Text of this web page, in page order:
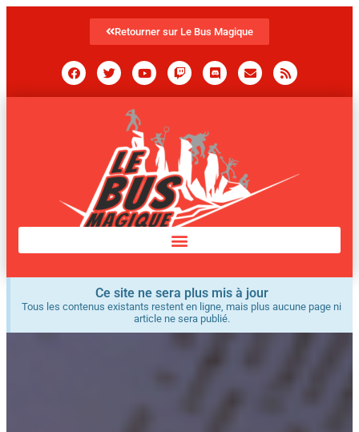
Retourner sur Le Bus Magique
Ce site ne sera plus mis à jour
Tous les contenus existants restent en ligne, mais plus aucune page ni
article ne sera publié.